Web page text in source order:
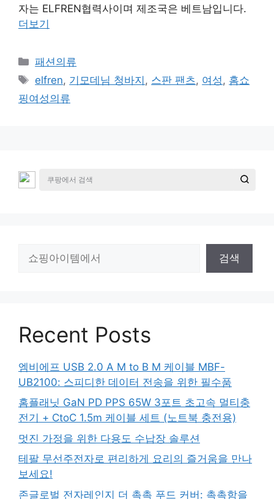
자는 ELFREN협력사이며 제조국은 베트남입니다.
더보기
카
테
리
패션의류
태
그
elfren, 기모데님 청바지 , 스판 팬츠, 여성 , 홈쇼
핑여성의류
검색
Recent Posts
엠비에프 USB 2.0 A M to B M 케이블 MBF-
UB2100: 스피디한 데이터 전송을 위한 필수품
홈플래닛 GaN PD PPS 65W 3포트 초고속 멀티충
전기 + CtoC 1.5m 케이블 세트 (노트북 충전용)
멋진 가정을 위한 다용도 수납장 솔루션
테팔 무선주전자로 편리하게 요리의 즐거움을 만나
보세요!
존글로벌 전자레인지 더 촉촉 푸드 커버: 촉촉함을